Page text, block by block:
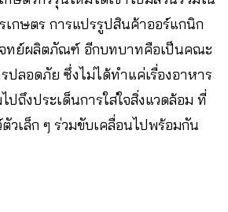
กษตร การแปรรูปสินค้าออร์แกนิก
ทย์ผลิตภัณฑ์ อีกบทบาทคือเป็นคณะ
ปลอดภัย ซึ่งไม่ได้ทำแค่เรื่องอาหาร
ถึงประเด็นการใส่ใจสิ่งแวดล้อม ที่
วเล็ก ๆ ร่วมขับเคลื่อนไปพร้อมกัน